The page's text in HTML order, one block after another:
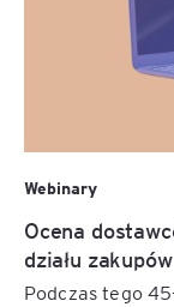
Webinary
Ocena
działu zakupów
Podczas tego